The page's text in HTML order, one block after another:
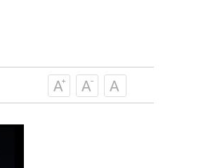
作者服务、为
开放型、枢纽
，扎根基层，团
创新，组织开展
促进科学普及和
大科技工作者的
。